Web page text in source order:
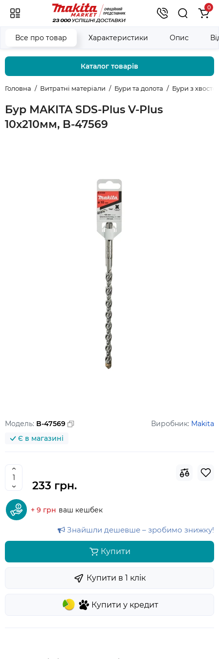
0
Каталог товарів
Головна Витратні матеріали Бури та долота Бури з
Бур MAKITA SDS-Plus V-Plus
10х210мм, B-47569
Все про товар Характеристики Опис
Модель: B-47569 Виробник: Makita
Є в магазині
233 грн.
+ 9 грн ваш кешбек
Знайшли дешевше – зробимо знижку!
Купити
Купити у кредит
Купити в 1 клiк